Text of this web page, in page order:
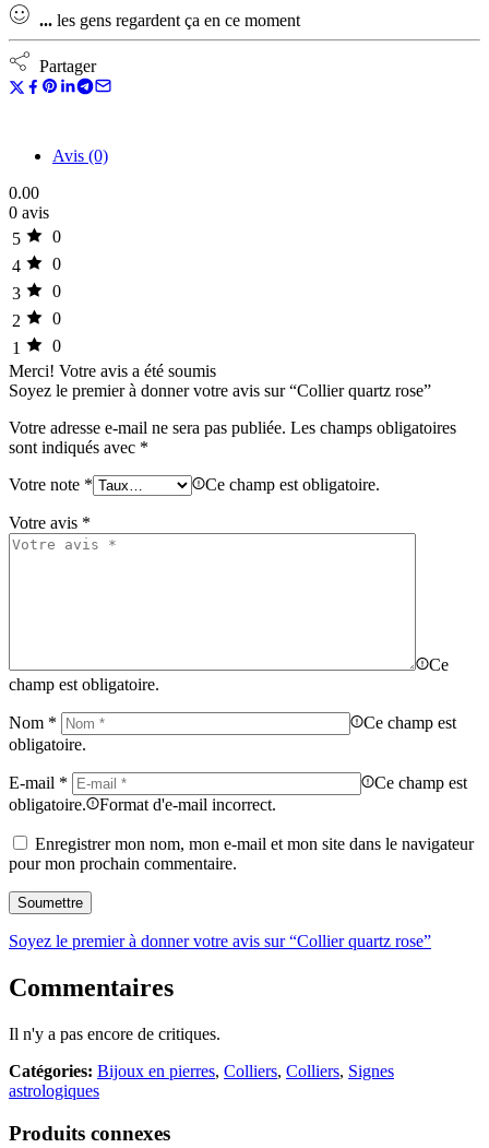
... les gens regardent ça en ce moment
Partager
Avis (0)
0.00
0 avis
5
0
4
0
3
0
2
0
1
0
Merci! Votre avis a été soumis
Soyez le premier à donner votre avis sur “Collier quartz rose”
Votre adresse e-mail ne sera pas publiée. Les champs obligatoires
sont indiqués avec *
Votre note * Ce champ est obligatoire.
Votre avis *
Ce
champ est obligatoire.
Nom *
Ce champ est
obligatoire.
E-mail *
Ce champ est
obligatoire.
Format d'e-mail incorrect.
Enregistrer mon nom, mon e-mail et mon site dans le navigateur
pour mon prochain commentaire.
Soyez le premier à donner votre avis sur “Collier quartz rose”
Commentaires
Il n'y a pas encore de critiques.
Catégories: Bijoux en pierres, Colliers, Colliers, Signes
astrologiques
Produits connexes